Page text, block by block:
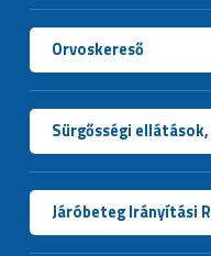
Orvoskereső
Sürgősségi
Járóbeteg Irányítási